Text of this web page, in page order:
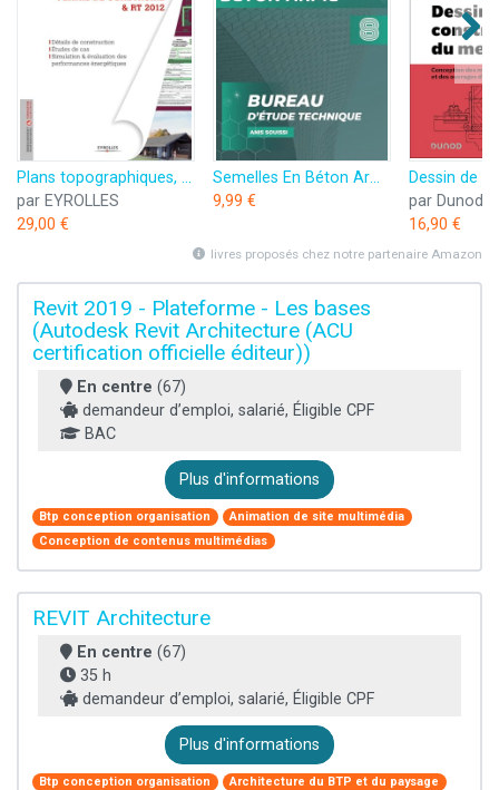
Plans topographiques, plans d'architecte et permis de construire & RT2012 : Détails de construction, Etudes de cas, Simulation & évaluation des performances énergétiques
par EYROLLES
29,00 €
Semelles En Béton Armé : Calcul Des Ouvrages En Béton Armé, Aide-Mémoire De Bureau d'Études Techniques, Conception, Modélisation, Ferraillage Et Formules ... à Pas : Bureau d'études techniques t. 8)
9,99 €
par Dunod
16,90 €
livres proposés chez notre partenaire Amazon
Revit 2019 - Plateforme - Les bases
(Autodesk Revit Architecture (ACU
certification officielle éditeur))
En centre (67)
demandeur d’emploi, salarié, Éligible CPF
BAC
Plus d'informations
Btp conception organisation
Animation de site multimédia
Conception de contenus multimédias
REVIT Architecture
En centre (67)
35 h
demandeur d’emploi, salarié, Éligible CPF
Plus d'informations
Btp conception organisation Architecture du BTP et du paysage